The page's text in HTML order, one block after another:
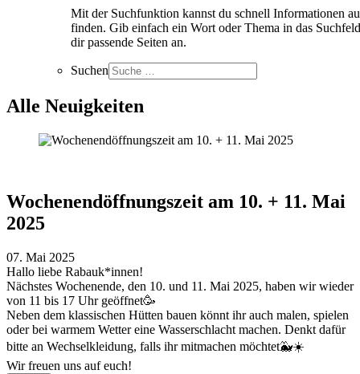
Mit der Suchfunktion kannst du schnell Informationen
finden. Gib einfach ein Wort oder Thema in das
dir passende Seiten an.
Suchen
Alle Neuigkeiten
Wochenendöffnungszeit am 10. + 11. Mai
2025
07. Mai 2025
Hallo liebe Rabauk*innen!
Nächstes Wochenende, den 10. und 11. Mai 2025, haben wir wieder
von 11 bis 17 Uhr geöffnet🥳
Neben dem klassischen Hütten bauen könnt ihr auch malen, spielen
oder bei warmem Wetter eine Wasserschlacht machen. Denkt dafür
bitte an Wechselkleidung, falls ihr mitmachen möchtet🐳☀️
Wir freuen uns auf euch!